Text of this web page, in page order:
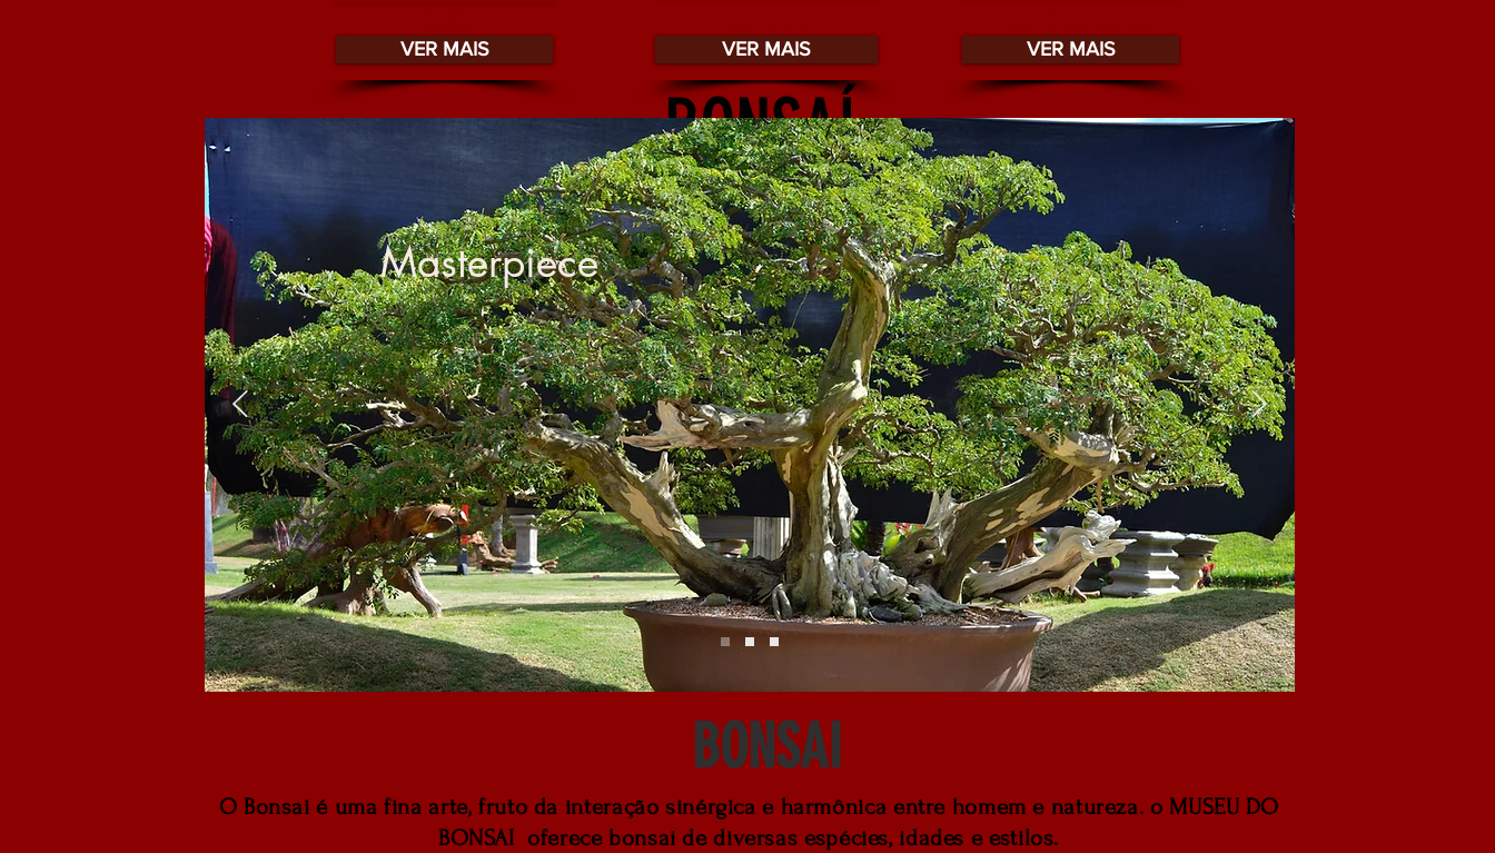
BONSAÍ
VER MAIS VER MAIS VER MAIS
Masterpiece
BONSAI
O Bonsai é uma fina arte, fruto da interação sinérgica e harmônica entre homem e natureza. o MUSEU DO
BONSAI oferece bonsai de diversas espécies, idades e estilos.